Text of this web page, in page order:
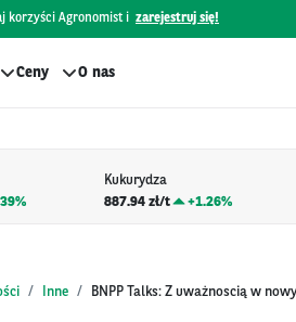
korzyści Agronomist i zarejestruj się!
Ceny O nas
Kukurydza
887.94 zł/t
+1.26%
Inne BNPP Talks: Z uważnoscią w